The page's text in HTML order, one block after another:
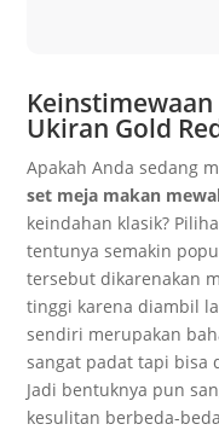
Ukiran Gold
Apakah Anda sedang
set meja makan
keindahan klasik?
tentunya semakin
tersebut dikarenakan
tinggi karena diambil
sendiri merupakan
sangat padat tapi bisa
Jadi bentuknya pun
kesulitan berbeda-